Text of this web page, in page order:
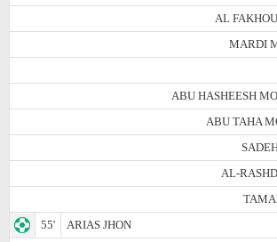
AL
MARDI
ABU HASHEESH
ABU TAHA
AL-
55'
ARIAS JHON